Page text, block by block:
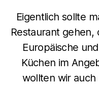
Eigentlich sollte
Restaurant gehen,
Europäische
Küchen im
wollten wir auch